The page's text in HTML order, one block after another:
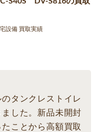
設備 買取実績
タンクレストイレ
した。新品未開封
ことから高額買取